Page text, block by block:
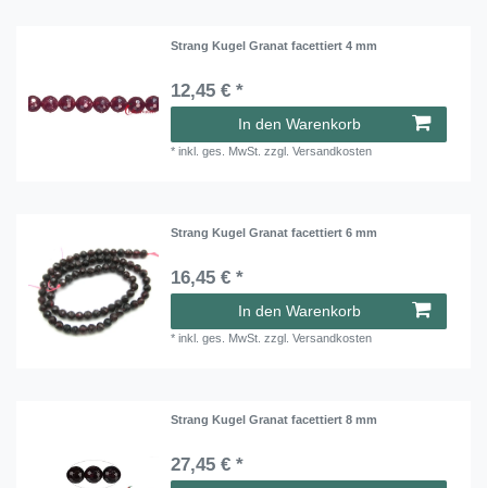
Strang Kugel Granat facettiert 4 mm
12,45 € *
In den Warenkorb
*inkl. ges. MwSt. zzgl.Versandkosten
Strang Kugel Granat facettiert 6 mm
16,45 € *
In den Warenkorb
*inkl. ges. MwSt. zzgl.Versandkosten
Strang Kugel Granat facettiert 8 mm
27,45 € *